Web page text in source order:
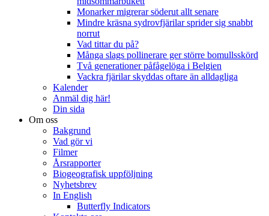
Monarker migrerar söderut allt senare
Mindre kräsna sydrovfjärilar sprider sig snabbt
norrut
Vad tittar du på?
Många slags pollinerare ger större bomullsskörd
Två generationer påfågelöga i Belgien
Vackra fjärilar skyddas oftare än alldagliga
Kalender
Anmäl dig här!
Din sida
Om oss
Bakgrund
Vad gör vi
Filmer
Årsrapporter
Biogeografisk uppföljning
Nyhetsbrev
In English
Butterfly Indicators